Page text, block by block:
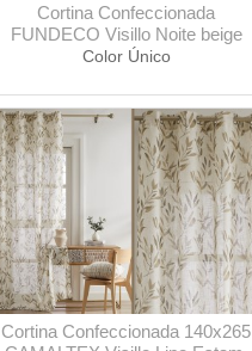
Cortina Confeccionada
FUNDECO Visillo Noite beige
Color Único
Cortina Confeccionada 140x265